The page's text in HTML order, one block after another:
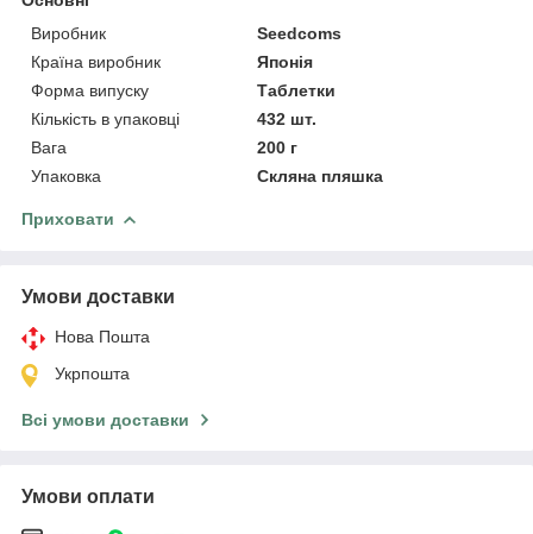
Виробник
Seedcoms
Країна виробник
Японія
Форма випуску
Таблетки
Кількість в упаковці
432 шт.
Вага
200 г
Упаковка
Скляна пляшка
Приховати
Умови доставки
Нова Пошта
Укрпошта
Всі умови доставки
Умови оплати